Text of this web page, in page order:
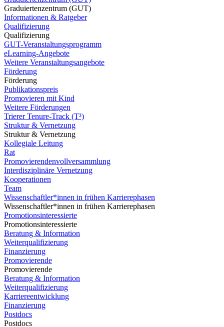
Graduiertenzentrum (GUT)
Informationen & Ratgeber
Qualifizierung
Qualifizierung
GUT-Veranstaltungsprogramm
eLearning-Angebote
Weitere Veranstaltungsangebote
Förderung
Förderung
Publikationspreis
Promovieren mit Kind
Weitere Förderungen
Trierer Tenure-Track (T³)
Struktur & Vernetzung
Struktur & Vernetzung
Kollegiale Leitung
Rat
Promovierendenvollversammlung
Interdisziplinäre Vernetzung
Kooperationen
Team
Wissenschaftler*innen in frühen Karrierephasen
Wissenschaftler*innen in frühen Karrierephasen
Promotionsinteressierte
Promotionsinteressierte
Beratung & Information
Weiterqualifizierung
Finanzierung
Promovierende
Promovierende
Beratung & Information
Weiterqualifizierung
Karriereentwicklung
Finanzierung
Postdocs
Postdocs